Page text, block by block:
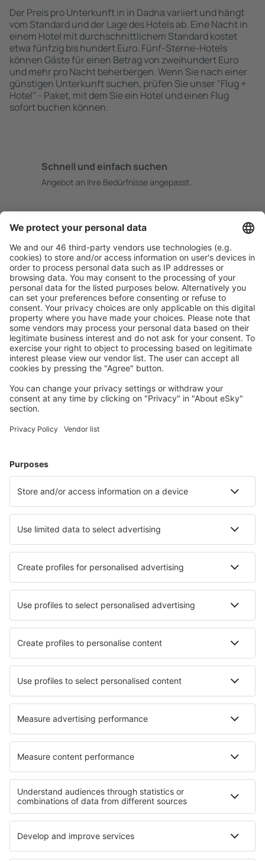
Der Preis pro Unterkunft in in Dadna variiert und hängt
vom Standard und der Lage des Hotels ab. Eine Nacht in
einem Hotel mit durchschnittlichem Standard kostet
etwa fünfzig bis hundert Euro. Fünf-Sterne-Hotels
können Gäste für einen Betrag von zweihundert Euro
und mehr pro Nacht beherbergen. Wenn Sie nach einer
günstigen Unterkunft suchen, prüfen Sie unser "Flug +
Hotel" - Paket, mit dem Sie ein Hotel und einen Flug
sofort buchen können.
Schnell und einfach suchen
Angebot an Ihre Bedürfnisse angepasst.
Buchen ohne Sorgen mit einer kostenlosen
Stornierungsoption.
Mehr sparen
Attraktive Preise und Spezialangebote für eingeloggte
Benutzer.
Unterkünfte, die Sie mögen
Wählen Sie aus über 1,3 Millionen Unterkünften: Hotels,
Hütten, Apartments und andere.
Meist gesuchte Hotels von eSky-Nutzern
Hotels in Vereinigte Arabische Emirate - Beliebte Städte
Hotels in Schardscha Hotels in Ras Al Khaimah
Hotels in Madinat Zayed Hotels in Delma Island
Hotels in Al Ruwais Hotels in Al Jazira
Die besten Hotels - Städte
Hotels in Saix Hotels in Ergoldsbach
Hotels in Passo Fundo Hotels in Steinheim am Albuch
Hotels in Weldon Hotels in Conca Specchiulla
Hotels in Arroyo del Ojanco Hotels Darsham
Die besten Hotels - Regionen
Hotels in Abu Dhabi Hotels in Vereinigte Arabische Emirate
Hotels an der Gold Coast
Hotels auf den Britischen Jungferninseln
Hotels auf Karpathos Hotels in Chiapas